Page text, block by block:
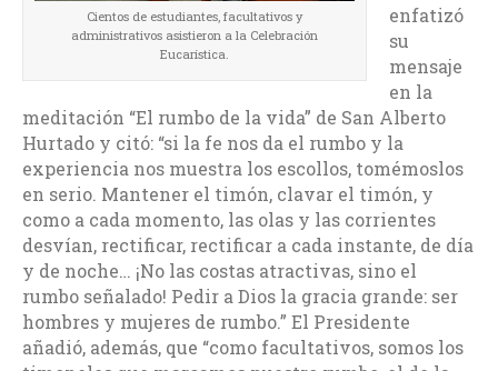
Cientos de estudiantes, facultativos y
administrativos asistieron a la Celebración
Eucarística.
enfatizó
su
mensaje
en la
meditación “El rumbo de la vida” de San Alberto
Hurtado y citó: “si la fe nos da el rumbo y la
experiencia nos muestra los escollos, tomémoslos
en serio. Mantener el timón, clavar el timón, y
como a cada momento, las olas y las corrientes
desvían, rectificar, rectificar a cada instante, de día
y de noche… ¡No las costas atractivas, sino el
rumbo señalado! Pedir a Dios la gracia grande: ser
hombres y mujeres de rumbo.” El Presidente
añadió, además, que “como facultativos, somos los